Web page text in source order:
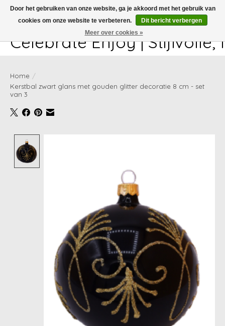
White-glove delivery available at checkout!
Celebrate Enjoy |
Home /
Kerstbal zwart glans met gouden glitter decoratie 8 cm - set
van 3
Door het gebruiken van onze website, ga je akkoord met het gebruik van
cookies om onze website te verbeteren.
Dit bericht verbergen
Meer over cookies »